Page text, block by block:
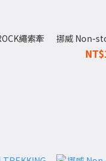
繩索牽
挪威 Non-